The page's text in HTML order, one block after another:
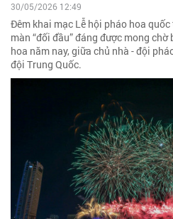
30/05/2026 12:49
Đêm khai mạc Lễ hội pháo hoa
màn “đối đầu” đáng được mong
hoa năm nay, giữa chủ nhà - đội
đội Trung Quốc.